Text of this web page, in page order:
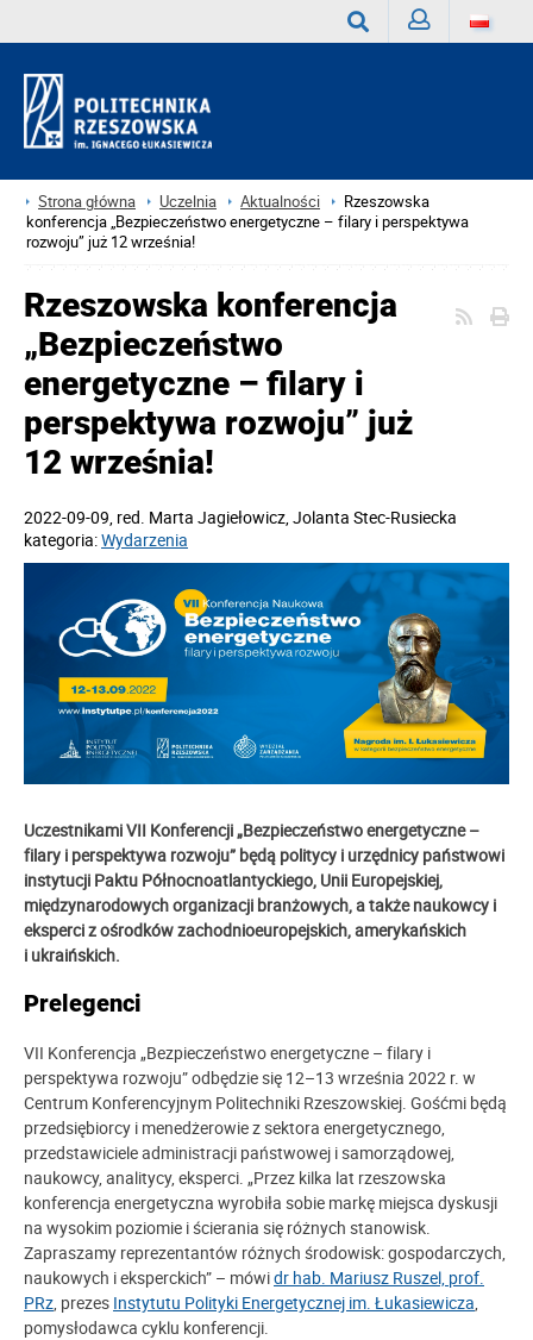
Strona główna Uczelnia Aktualności
Rzeszowska
konferencja „Bezpieczeństwo energetyczne – filary i perspektywa
rozwoju” już 12 września!
Rzeszowska konferencja
„Bezpieczeństwo
energetyczne – filary i
perspektywa rozwoju” już
12 września!
2022-09-09, red. Marta Jagiełowicz, Jolanta Stec-Rusiecka
kategoria:Wydarzenia
UczestnikamiVII Konferencji „Bezpieczeństwo energetyczne –
filary i perspektywa rozwoju” będą politycy i urzędnicy państwowi
instytucji Paktu Północnoatlantyckiego, Unii Europejskiej,
międzynarodowych organizacji branżowych, a także naukowcy i
eksperci z ośrodków zachodnioeuropejskich, amerykańskich
i ukraińskich.
Prelegenci
VII Konferencja „Bezpieczeństwo energetyczne – filary i
perspektywa rozwoju” odbędzie się 12–13 września 2022 r. w
Centrum Konferencyjnym Politechniki Rzeszowskiej. Gośćmi będą
przedsiębiorcy i menedżerowie z sektora energetycznego,
przedstawiciele administracji państwowej i samorządowej,
naukowcy, analitycy, eksperci. „Przez kilka lat rzeszowska
konferencja energetyczna wyrobiła sobie markę miejsca dyskusji
na wysokim poziomie i ścierania się różnych stanowisk.
Zapraszamy reprezentantów różnych środowisk: gospodarczych,
naukowych i eksperckich” – mówidr hab. Mariusz Ruszel, prof.
PRz , prezes Instytutu Polityki Energetycznej im. Łukasiewicza
pomysłodawca cyklu konferencji.